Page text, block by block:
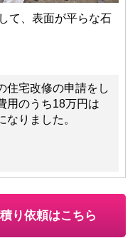
て、表面が平らな石
住宅改修の申請をし
用のうち18万円は
なりました。
り依頼はこちら